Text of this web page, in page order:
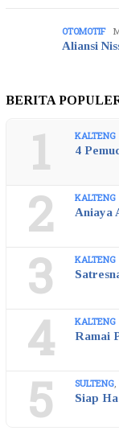
OTOMOTIF
Aliansi
BERITA
1 KALTENG
4
2 KALTENG
Aniaya
3 KALTENG
4 KALTENG
Ramai
5 SULTENG,
Siap